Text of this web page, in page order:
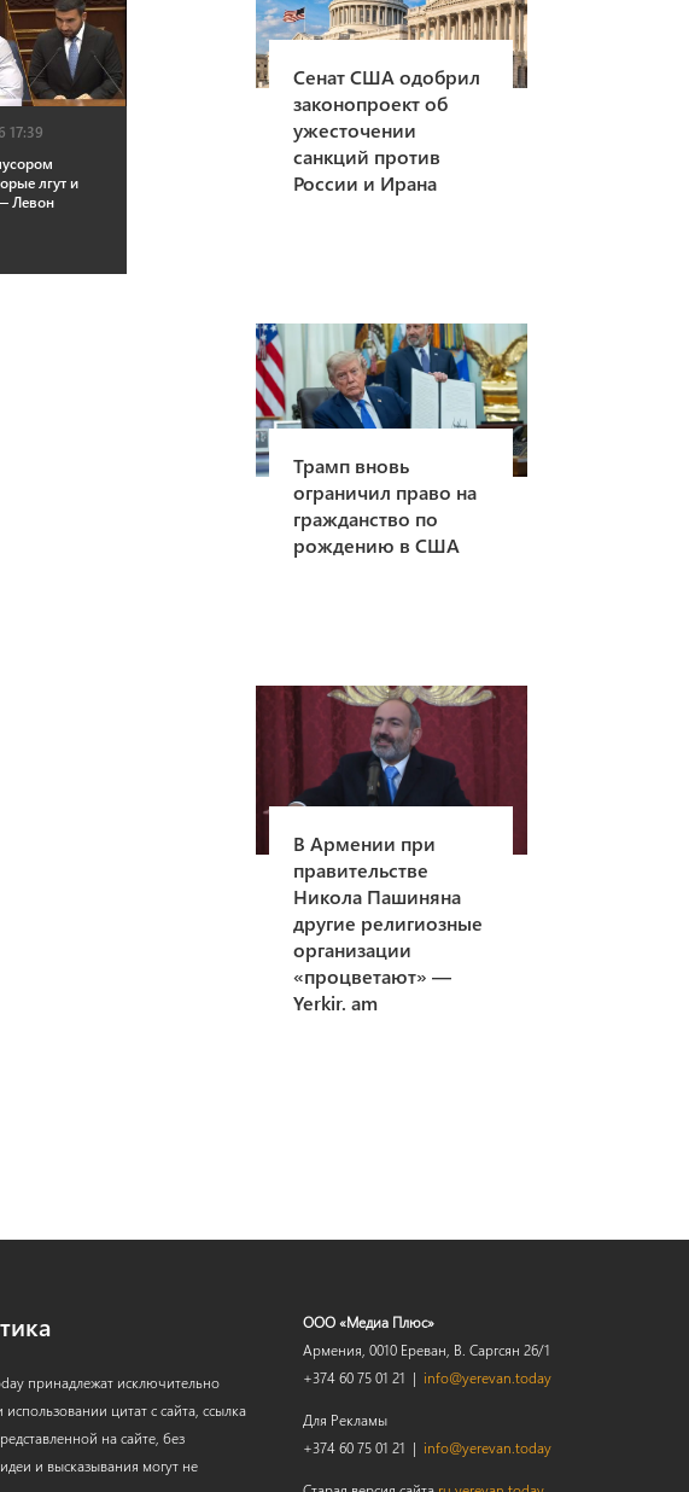
17:39
лгут и
Левон
Сенат США одобрил
законопроект об
ужесточении
санкций против
России и Ирана
Трамп вновь
ограничил право на
гражданство по
рождению в США
В Армении при
правительстве
Никола Пашиняна
другие религиозные
организации
«процветают» —
Yerkir. am
принадлежат исключительно
цитат с сайта, ссылка
на сайте, без
и высказывания могут не
ООО «Медиа Плюс»
Армения, 0010 Ереван, В. Саргсян 26/1
+374 60 75 01 21 | info@yerevan.today
Для Рекламы
+374 60 75 01 21 | info@yerevan.today